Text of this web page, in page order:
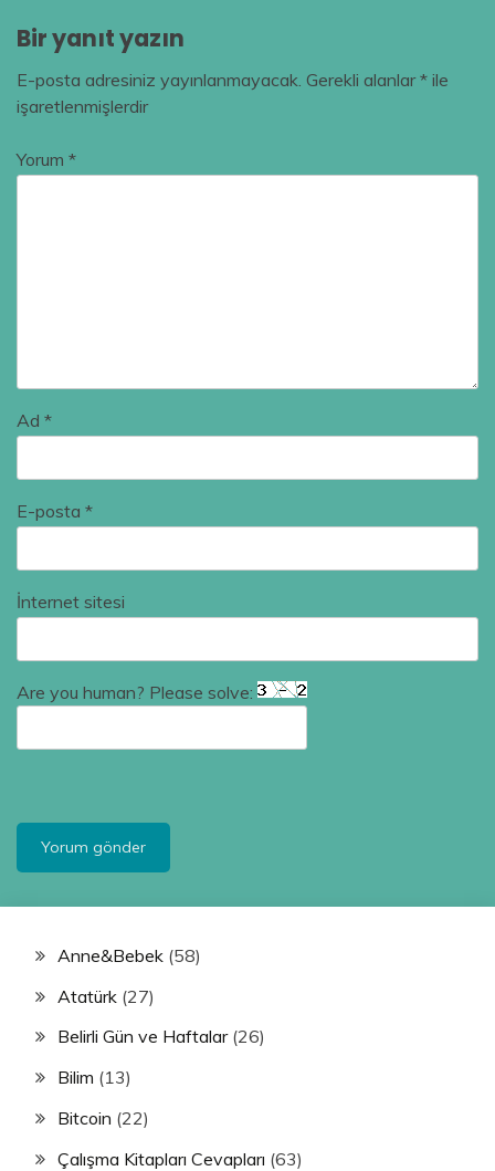
Bir yanıt yazın
E-posta adresiniz yayınlanmayacak. Gerekli alanlar* ile
işaretlenmişlerdir
Yorum *
Ad *
E-posta *
İnternet sitesi
Are you human? Please solve:
Anne&Bebek (58)
Atatürk (27)
Belirli Gün ve Haftalar(26)
Bilim (13)
Bitcoin (22)
Çalışma Kitapları Cevapları (63)